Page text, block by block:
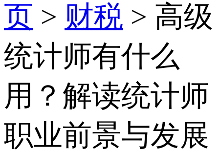
页 > 财税 > 高级
统计师有什么
用？解读统计师
职业前景与发展